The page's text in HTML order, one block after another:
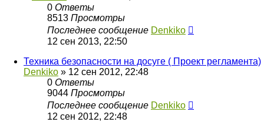
0 Ответы
8513 Просмотры
Последнее сообщение Denkiko
12 сен 2013, 22:50
Техника безопасности на досуге ( Проект регламента)
Denkiko » 12 сен 2012, 22:48
0 Ответы
9044 Просмотры
Последнее сообщение Denkiko
12 сен 2012, 22:48